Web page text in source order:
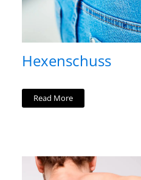
Hexenschuss
Read More